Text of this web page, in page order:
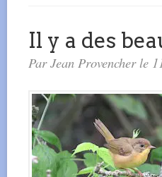
Il y a des
Par Jean Provencher le